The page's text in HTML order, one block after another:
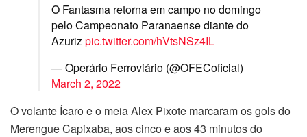
O Fantasma retorna em campo no domingo
pelo Campeonato Paranaense diante do
Azurizpic.twitter.com/hVtsNSz4IL
— Operário Ferroviário (@OFECoficial)
March 2, 2022
O volante Ícaro e o meia Alex Pixote marcaram os gols do
Merengue Capixaba, aos cinco e aos 43 minutos do